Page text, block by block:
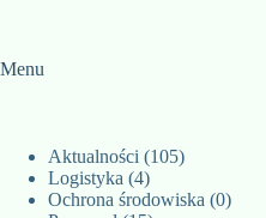
Menu
Aktualności (105)
Logistyka (4)
Ochrona środowiska (0)